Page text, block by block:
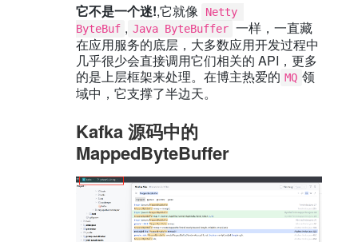
它不是一个迷!,它就像
Netty
ByteBuf , Java ByteBuffer 一样，一直藏
在应用服务的底层，大多数应用开发过程中
几乎很少会直接调用它们相关的 API，更多
的是上层框架来处理。在博主热爱的 MQ 领
域中，它支撑了半边天。
Kafka 源码中的
MappedByteBuffer